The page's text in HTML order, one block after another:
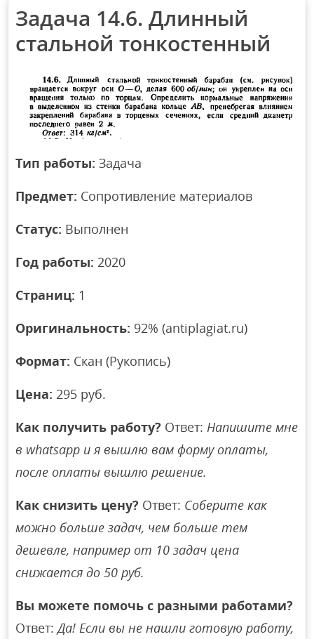
Задача 14.6. Длинный
стальной тонкостенный
Тип работы: Задача
Предмет: Сопротивление материалов
Статус: Выполнен
Год работы: 2020
Страниц: 1
Оригинальность: 92% (antiplagiat.ru)
Формат: Скан (Рукопись)
Цена: 295 руб.
Как получить работу? Ответ:Напишите мне
в whatsapp и я вышлю вам форму оплаты,
после оплаты вышлю решение.
Как снизить цену? Ответ: Соберите как
можно больше задач, чем больше тем
дешевле, например от 10 задач цена
снижается до 50 руб.
Вы можете помочь с разными работами?
Ответ:Да! Если вы не нашли готовую работу,